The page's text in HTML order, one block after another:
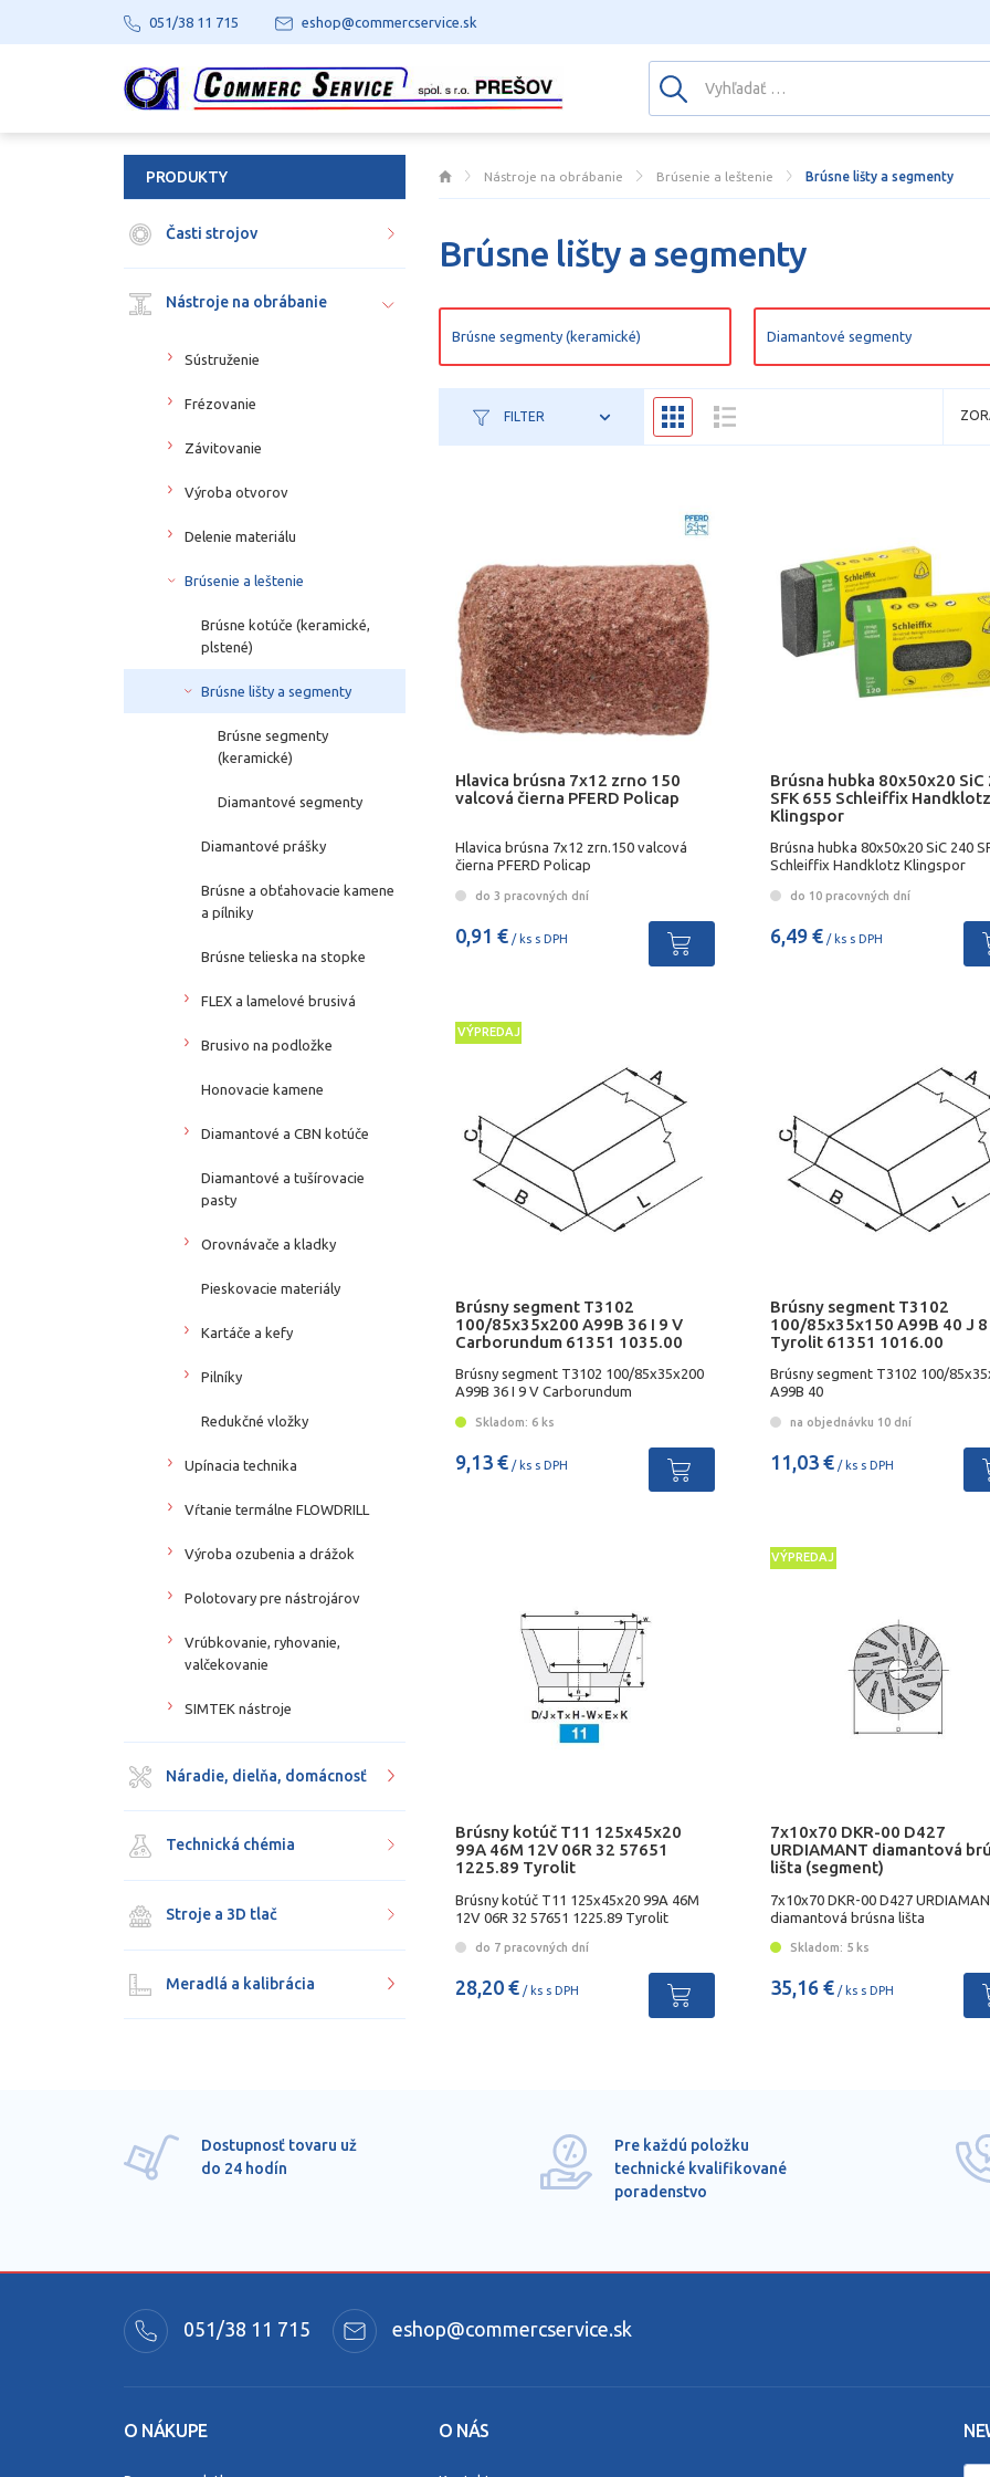
Nástroje na obrábanie Brúsenie a leštenie Brúsne lišty a segmenty
Brúsne lišty a segmenty
Brúsne segmenty (keramické) Diamantové segmenty
FILTER
Hlavica brúsna 7x12 zrno 150
valcová čierna PFERD Policap
Hlavica brúsna 7x12 zrn.150 valcová
čierna PFERD Policap
do 3 pracovných dní
0,91 € / ks s DPH
Brúsna hubka 80x50x20 SiC
SFK 655 Schleiffix Handklotz
Klingspor
Brúsna hubka 80x50x20 SiC 240
Schleiffix Handklotz Klingspor
do 10 pracovných dní
6,49 €/ ks s DPH
VÝPREDAJ
Brúsny segment T3102
100/85x35x200 A99B 36 I 9 V
Carborundum 61351 1035.00
Brúsny segment T3102 100/85x35x200
A99B 36 I 9 V Carborundum
Skladom: 6 ks
9,13 € / ks s DPH
Brúsny segment T3102
100/85x35x150 A99B 40 J 8
Tyrolit 61351 1016.00
Brúsny segment T3102 100/
A99B 40
na objednávku 10 dní
11,03 €/ ks s DPH
Brúsny kotúč T11 125x45x20
99A 46M 12V 06R 32 57651
1225.89 Tyrolit
Brúsny kotúč T11 125x45x20 99A 46M
12V 06R 32 57651 1225.89 Tyrolit
do 7 pracovných dní
28,20 € / ks s DPH
VÝPREDAJ
7x10x70 DKR-00 D427
URDIAMANT diamantová
lišta (segment)
7x10x70 DKR-00 D427
diamantová brúsna lišta
Skladom: 5 ks
35,16 €/ ks s DPH
PRODUKTY
Časti strojov
Nástroje na obrábanie
Sústruženie
Frézovanie
Závitovanie
Výroba otvorov
Delenie materiálu
Brúsenie a leštenie
Brúsne kotúče (keramické,
plstené)
Brúsne lišty a segmenty
Brúsne segmenty
(keramické)
Diamantové segmenty
Diamantové prášky
Brúsne a obťahovacie kamene
a pílniky
Brúsne telieska na stopke
FLEX a lamelové brusivá
Brusivo na podložke
Honovacie kamene
Diamantové a CBN kotúče
Diamantové a tušírovacie
pasty
Orovnávače a kladky
Pieskovacie materiály
Kartáče a kefy
Pilníky
Redukčné vložky
Upínacia technika
Vŕtanie termálne FLOWDRILL
Výroba ozubenia a drážok
Polotovary pre nástrojárov
Vrúbkovanie, ryhovanie,
valčekovanie
SIMTEK nástroje
Náradie, dielňa, domácnosť
Technická chémia
Stroje a 3D tlač
Meradlá a kalibrácia
Dostupnosť tovaru už
do 24 hodín
Pre každú položku
technické kvalifikované
poradenstvo
051/38 11 715 eshop@commercservice.sk
O NÁKUPE O NÁS
051/38 11 715 eshop@commercservice.sk